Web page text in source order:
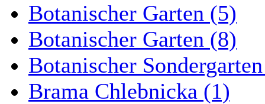
Botanischer Garten (5)
Botanischer Garten (8)
Botanischer
Brama Chlebnicka (1)